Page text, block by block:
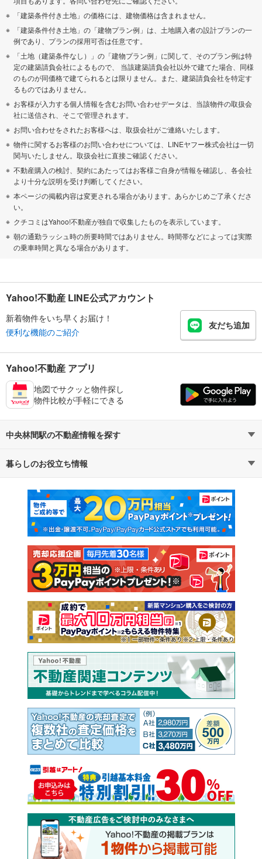
「建築条件付き土地」の価格には、建物価格は含まれません。
「建築条件付き土地」の「建物プラン例」は、土地購入者の設計プランの一
例であり、プランの採用可否は任意です。
「土地（建築条件なし）」の「建物プラン例」に関して、そのプラン例は特
定の建築請負会社によるもので、 当該建築請負会社以外で建てた場合、同様
のものが同価格で建てられるとは限りません。また、建築請負会社を特定す
るものではありません。
お客様が入力する個人情報を含むお問い合わせデータは、当該物件の取扱会
社に送信され、そこで管理されます。
お問い合わせをされたお客様へは、取扱会社がご連絡いたします。
物件に関するお客様のお問い合わせについては、LINEヤフー株式会社は一切
関与いたしません。取扱会社に直接ご確認ください。
不動産購入の検討、契約にあたってはお客様ご自身が情報を確認し、各会社
より十分な説明を受け判断してください。
本ページの掲載内容は変更される場合があります。あらかじめご了承くださ
い。
クチコミはYahoo!不動産が独自で収集したものを表示しています。
朝の通勤ラッシュ時の所要時間ではありません。時間帯などによっては実際
の乗車時間と異なる場合があります。
Yahoo!不動産 LINE公式アカウント
新着物件をいち早くお届け！
便利な機能のご紹介
友だち追加
Yahoo!不動産 アプリ
地図でサクッと物件探し
物件比較が手軽にできる
中央林間駅の不動産情報を探す
不動産・住宅
新築マンション 中古マンション
新築一戸建て 中古一戸建て
注文住宅 土地
売却査定
暮らしのお役立ち情報
マンションカタログ 教えて！住まいの先生